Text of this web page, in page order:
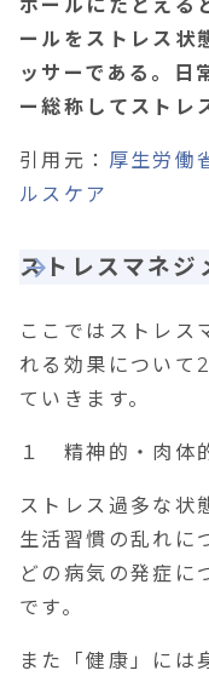
ボールにたとえる
ールをストレス状
ッサーである。日
ー総称してストレ
引用元： 厚生労
ルスケア
ストレスマネジ
ここではストレス
れる効果について 2
ていきます。
１ 精神的・肉体
ストレス過多な状
生活習慣の乱れに
どの病気の発症に
です。
また「健康」には